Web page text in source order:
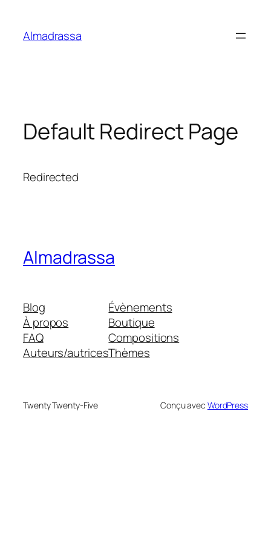
contenu
Almadrassa
Default Redirect Page
Redirected
Almadrassa
Blog
À propos
FAQ
Auteurs/autrices
Évènements
Boutique
Compositions
Thèmes
Twenty Twenty-Five Conçu avec WordPress